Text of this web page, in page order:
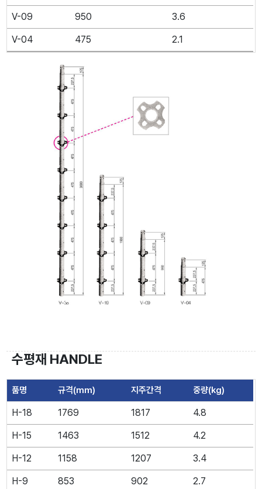
V-09 950 3.6
V-04 475 2.1
수평재 HANDLE
품명 규격(mm) 지주간격 중량(kg)
H-18 1769 1817 4.8
H-15 1463 1512 4.2
H-12 1158 1207 3.4
H-9 853 902 2.7